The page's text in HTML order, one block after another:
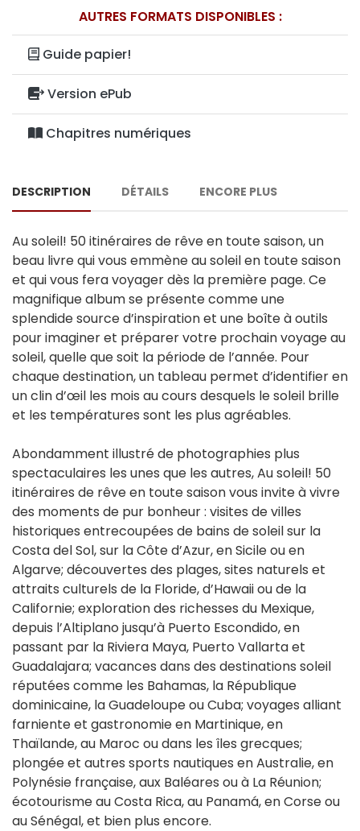
AUTRES FORMATS DISPONIBLES :
Guide papier!
Version ePub
Chapitres numériques
DESCRIPTION DÉTAILS ENCORE PLUS
Au soleil! 50 itinéraires de rêve en toute saison, un
beau livre qui vous emmène au soleil en toute saison
et qui vous fera voyager dès la première page. Ce
magnifique album se présente comme une
splendide source d’inspiration et une boîte à outils
pour imaginer et préparer votre prochain voyage au
soleil, quelle que soit la période de l’année. Pour
chaque destination, un tableau permet d’identifier en
un clin d’œil les mois au cours desquels le soleil brille
et les températures sont les plus agréables.
Abondamment illustré de photographies plus
spectaculaires les unes que les autres, Au soleil! 50
itinéraires de rêve en toute saison vous invite à vivre
des moments de pur bonheur : visites de villes
historiques entrecoupées de bains de soleil sur la
Costa del Sol, sur la Côte d’Azur, en Sicile ou en
Algarve; découvertes des plages, sites naturels et
attraits culturels de la Floride, d’Hawaii ou de la
Californie; exploration des richesses du Mexique,
depuis l’Altiplano jusqu’à Puerto Escondido, en
passant par la Riviera Maya, Puerto Vallarta et
Guadalajara; vacances dans des destinations soleil
réputées comme les Bahamas, la République
dominicaine, la Guadeloupe ou Cuba; voyages alliant
farniente et gastronomie en Martinique, en
Thaïlande, au Maroc ou dans les îles grecques;
plongée et autres sports nautiques en Australie, en
Polynésie française, aux Baléares ou à La Réunion;
écotourisme au Costa Rica, au Panamá, en Corse ou
au Sénégal, et bien plus encore.